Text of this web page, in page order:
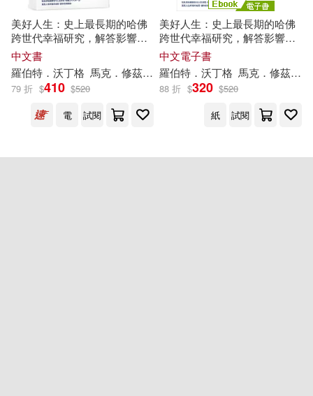
羅伯特．沃丁格(2)
馬克．修茲(2)
美好人生：史上最長期的哈佛
跨世代幸福研究，解答影響一
生最重要的關鍵
中文書
羅伯特 ．沃丁格 馬克 ． 修茲 胡宗香
79 折 $410 $520
電
試閱
美好人生：史上最長期的哈佛
跨世代幸福研究，解答影響一
生最重要的關鍵 (電子書)
中文電子書
羅伯特 ．沃丁格 馬克 ． 修茲 胡
88 折 $320 $520
紙
試閱